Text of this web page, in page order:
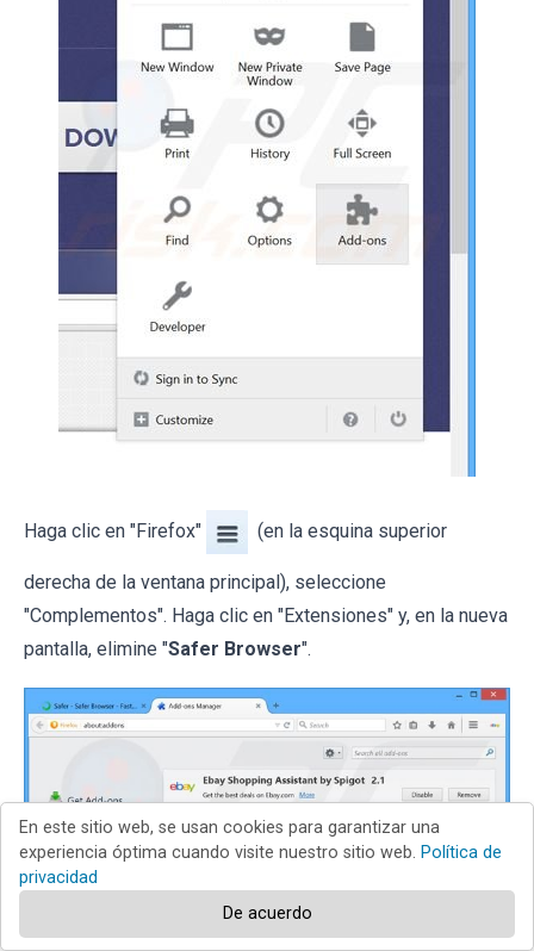
Haga clic en "Firefox" (en la esquina superior
derecha de la ventana principal), seleccione
"Complementos". Haga clic en "Extensiones" y, en la nueva
pantalla, elimine "Safer Browser".
En este sitio web, se usan cookies para garantizar una
experiencia óptima cuando visite nuestro sitio web. Política de
privacidad
De acuerdo